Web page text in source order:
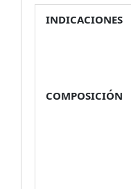
INDICACIONES
COMPOSICIÓN